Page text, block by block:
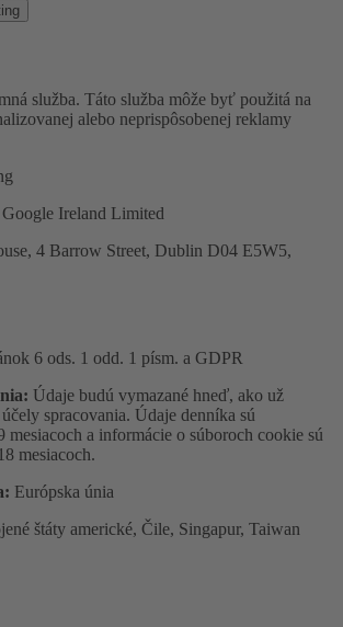
služba. Táto služba môže byť použitá na
alebo neprispôsobenej reklamy
Google Ireland Limited
4 Barrow Street, Dublin D04 E5W5,
6 ods. 1 odd. 1 písm. a GDPR
Údaje budú vymazané hneď, ako už
spracovania. Údaje denníka sú
mesiacoch a informácie o súboroch cookie sú
mesiacoch.
Európska únia
štáty americké, Čile, Singapur, Taiwan